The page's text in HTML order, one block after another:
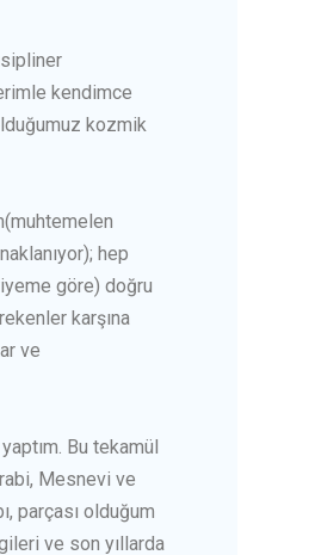
kendimce
kozmik
hep
göre) doğru
karşına
ve
Bu tekamül
Mesnevi ve
parçası olduğum
ve son yıllarda